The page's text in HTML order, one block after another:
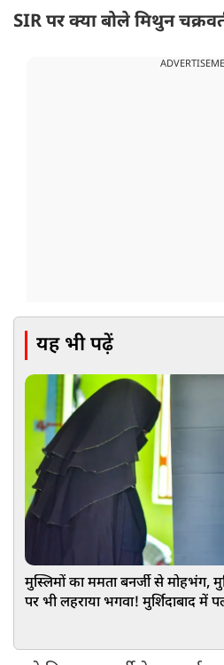
SIR पर क्या बोले मिथुन
यह भी पढ़ें
मुस्लिमों का ममता बनर्जी से मोहभंग,
पर भी लहराया भगवा! मुर्शिदाबाद में